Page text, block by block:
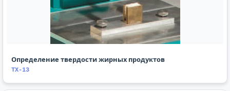
Определение твердости жирных продуктов
TX-13